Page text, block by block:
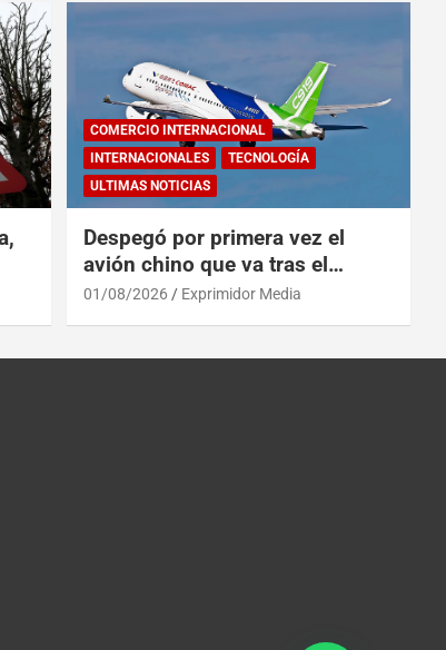
COMERCIO INTERNACIONAL
INTERNACIONALES
TECNOLOGÍA
ULTIMAS NOTICIAS
Despegó por primera vez el
avión chino que va tras el
reinado del A319 en el Tíbet
01/08/2026 Exprimidor Media